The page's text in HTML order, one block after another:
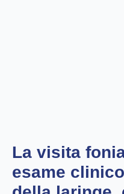
La visita
esame